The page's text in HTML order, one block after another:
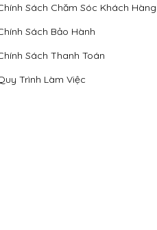
Sách Chăm Sóc Khách Hàng
Sách Bảo Hành
Sách Thanh Toán
Trình Làm Việc